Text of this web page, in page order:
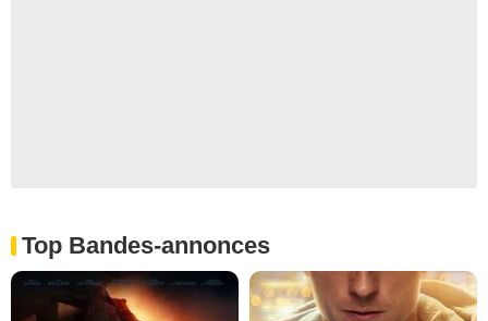
Top Bandes-annonces